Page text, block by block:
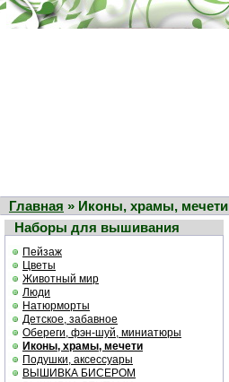
Главная » Иконы, храмы, мечети
Наборы для вышивания
Пейзаж
Цветы
Животный мир
Люди
Натюрморты
Детское, забавное
Обереги, фэн-шуй, миниатюры
Иконы, храмы, мечети
Подушки, аксессуары
ВЫШИВКА БИСЕРОМ